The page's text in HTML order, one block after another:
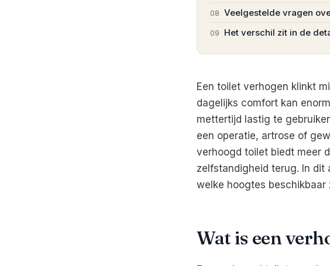
08 Veelgestelde vragen
09 Het verschil zit in de
Een toilet verhogen klinkt
dagelijks comfort kan
mettertijd lastig te
een operatie, artrose of
verhoogd toilet biedt meer
zelfstandigheid terug. In dit
welke hoogtes beschikbaar
Wat is een